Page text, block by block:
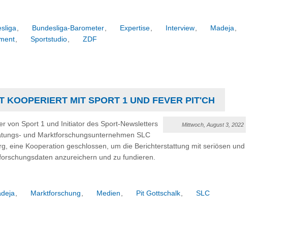
, Bundesliga-Barometer, Expertise, Interview, Madeja,
, Sportstudio, ZDF
KOOPERIERT MIT SPORT 1 UND FEVER PIT'CH
Mittwoch, August 3, 2022
von Sport 1 und Initiator des Sport-Newsletters
und Marktforschungsunternehmen SLC
eine Kooperation geschlossen, um die Berichterstattung mit seriösen und
anzureichern und zu fundieren.
, Marktforschung , Medien , Pit Gottschalk,
SLC